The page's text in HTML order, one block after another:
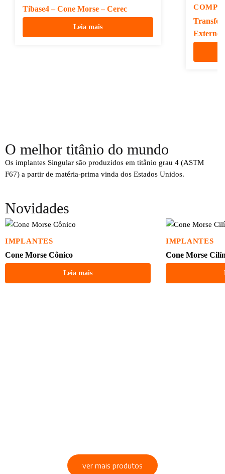
Tibase4 – Cone Morse – Cerec
Leia mais
Transfer
Externo
O melhor titânio do mundo
Os implantes Singular são produzidos em titânio grau 4 (ASTM
F67) a partir de matéria-prima vinda dos Estados Unidos.
Novidades
IMPLANTES
Cone Morse Cônico
Leia mais
IMPLANTES
Cone Morse
ver mais produtos